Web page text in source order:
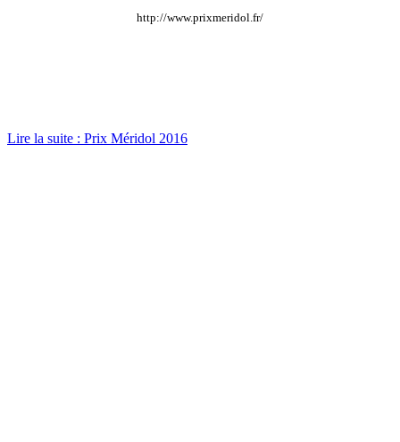
http://www.prixmeridol.fr/
Lire la suite : Prix Méridol 2016